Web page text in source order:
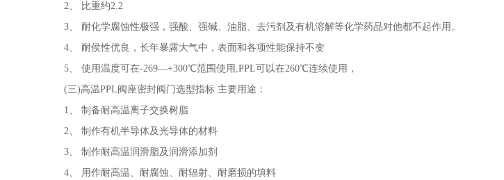
2、 比重约2.2
3、 耐化学腐蚀性极强，强酸、强碱、油脂、去污剂及有机溶解等化学药品对他都不起作用。
4、 耐侯性优良，长年暴露大气中，表面和各项性能保持不变
5、 使用温度可在-269—+300℃范围使用,PPL可以在260℃连续使用，
(三)高温PPL阀座密封阀门选型指标 主要用途：
1、 制备耐高温离子交换树脂
2、 制作有机半导体及光导体的材料
3、 制作耐高温润滑脂及润滑添加剂
4、 用作耐高温、耐腐蚀、耐辐射、耐磨损的填料